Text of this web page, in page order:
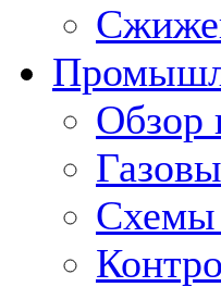
Обзор
Схемы